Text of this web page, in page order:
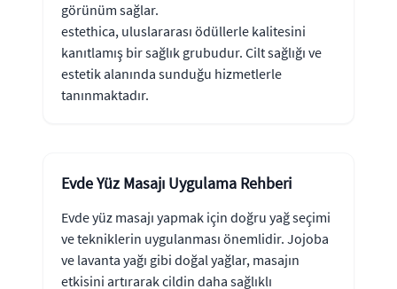
görünüm sağlar.
estethica, uluslararası ödüllerle kalitesini
kanıtlamış bir sağlık grubudur. Cilt sağlığı ve
estetik alanında sunduğu hizmetlerle
tanınmaktadır.
Evde Yüz Masajı Uygulama Rehberi
Evde yüz masajı yapmak için doğru yağ seçimi
ve tekniklerin uygulanması önemlidir. Jojoba
ve lavanta yağı gibi doğal yağlar, masajın
etkisini artırarak cildin daha sağlıklı